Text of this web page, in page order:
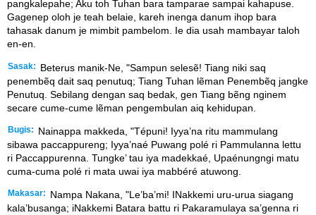
pangkalepahe; Aku toh Tuhan bara tamparae sampai kahapuse.
Gagenep oloh je teah belaie, kareh inenga danum ihop bara
tahasak danum je mimbit pambelom. Ie dia usah mambayar taloh
en-en.
Sasak:
Beterus manik-Ne, "Sampun selesẽ! Tiang niki saq
penembẽq dait saq penutuq; Tiang Tuhan lẽman Penembẽq jangke
Penutuq. Sebilang dengan saq bedak, gen Tiang bẽng nginem
secare cume-cume lẽman pengembulan aiq kehidupan.
Bugis:
Nainappa makkeda, "Tépuni! Iyya’na ritu mammulang
sibawa paccappureng; Iyya’naé Puwang polé ri Pammulanna lettu
ri Paccappurenna. Tungke’ tau iya madekkaé, Upaénungngi matu
cuma-cuma polé ri mata uwai iya mabbéré atuwong.
Makasar:
Nampa Nakana, "Le’ba’mi! INakkemi uru-urua siagang
kala’busanga; iNakkemi Batara battu ri Pakaramulaya sa’genna ri